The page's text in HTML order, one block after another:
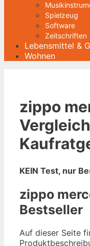
Spielzeug
Software
Zeitschriften
Lebensmittel &
Wohnen
zippo
KEIN Test, nur
zippo
Bestseller
Auf dieser Seite